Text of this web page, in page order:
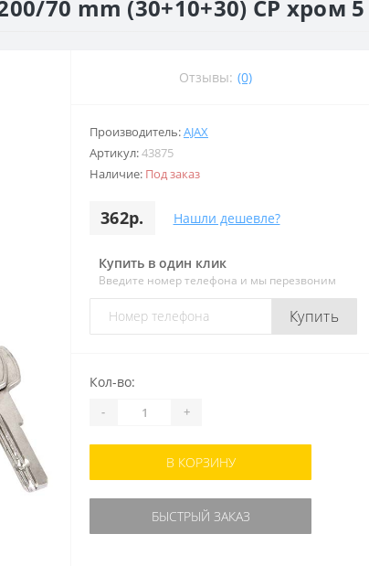
70 mm (30+10+30) CP хром 5
Отзывы: (0)
Производитель:AJAX
Артикул:43875
Наличие: Под заказ
362р. Нашли дешевле?
Купить в один клик
Введите номер телефона и мы перезвоним
Купить
Кол-во:
- +
В КОРЗИНУ
БЫСТРЫЙ ЗАКАЗ